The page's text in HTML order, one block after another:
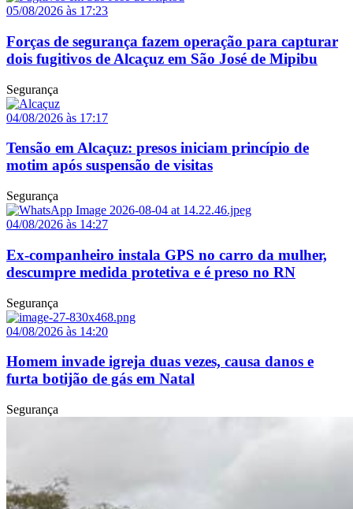
05/08/2026 às 17:23
Forças de segurança fazem operação para capturar
dois fugitivos de Alcaçuz em São José de Mipibu
Segurança
04/08/2026 às 17:17
Tensão em Alcaçuz: presos iniciam princípio de
motim após suspensão de visitas
Segurança
04/08/2026 às 14:27
Ex-companheiro instala GPS no carro da mulher,
descumpre medida protetiva e é preso no RN
Segurança
04/08/2026 às 14:20
Homem invade igreja duas vezes, causa danos e
furta botijão de gás em Natal
Segurança